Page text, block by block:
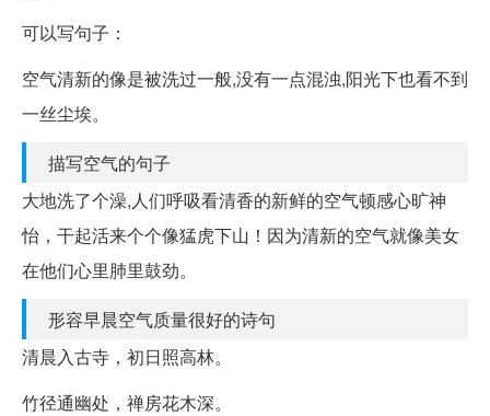
可以写句子：
空气清新的像是被洗过一般,没有一点混浊,阳光下也看不到
一丝尘埃。
描写空气的句子
大地洗了个澡,人们呼吸看清香的新鲜的空气顿感心旷神
怡，干起活来个个像猛虎下山！因为清新的空气就像美女
在他们心里肺里鼓劲。
形容早晨空气质量很好的诗句
清晨入古寺，初日照高林。
竹径通幽处，禅房花木深。